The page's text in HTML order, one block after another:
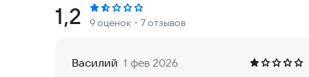
- Специальные режимы «Отсутствие» и
- Мгновенные уведомления о смене статуса
- Управление доступом для разных
Рейтинг:
1,2 9 оценок ・7 отзывов
Василий 1 фев 2026